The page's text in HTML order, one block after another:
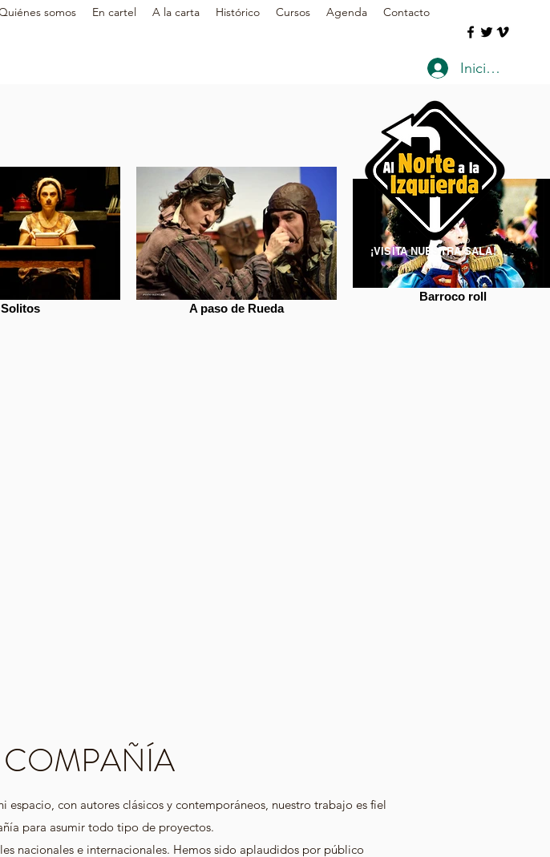
somos En cartel A la carta Histórico Cursos Agenda Contacto
Iniciar sesión
Solitos A paso de Rueda
Barroco roll
¡VISITA NUESTRA SALA!
con autores clásicos y contemporáneos, nuestro trabajo es fiel
para asumir todo tipo de proyectos.
nacionales e internacionales. Hemos sido aplaudidos por público